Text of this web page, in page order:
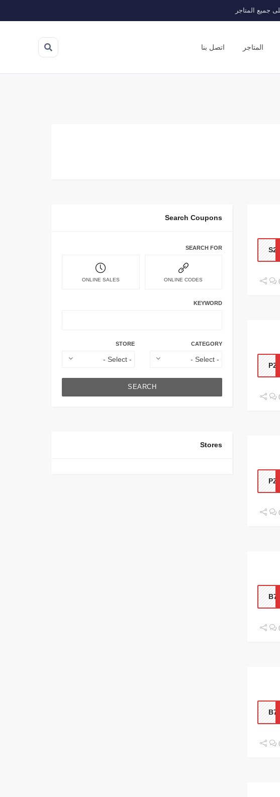
المتاجر اتصل بنا
Search Coupons
SEARCH FOR
ONLINE CODES
ONLINE SALES
KEYWORD
CATEGORY
STORE
SEARCH
Stores